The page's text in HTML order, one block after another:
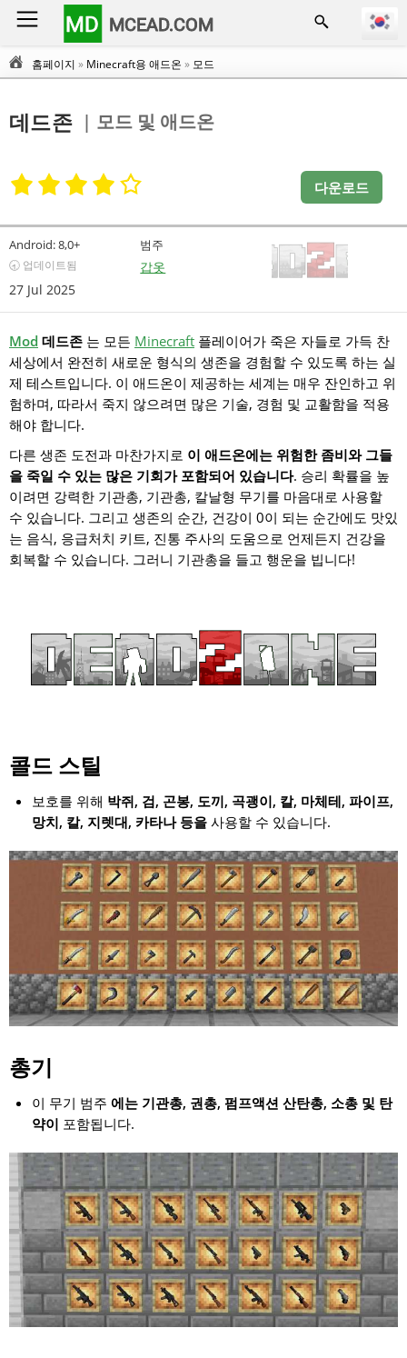
MD MCEAD.COM
홈페이지 » Minecraft용 애드온 » 모드
데드존 | 모드 및 애드온
다운로드
Android:8,0+
🕣 업데이트됨
27 Jul 2025
범주
갑옷
Mod 데드존 는 모든 Minecraft 플레이어가 죽은 자들로 가득 찬
세상에서 완전히 새로운 형식의 생존을 경험할 수 있도록 하는 실
제 테스트입니다. 이 애드온이 제공하는 세계는 매우 잔인하고 위
험하며, 따라서 죽지 않으려면 많은 기술, 경험 및 교활함을 적용
해야 합니다.
다른 생존 도전과 마찬가지로 이 애드온에는 위험한 좀비와 그들
을 죽일 수 있는 많은 기회가 포함되어 있습니다. 승리 확률을 높
이려면 강력한 기관총, 기관총, 칼날형 무기를 마음대로 사용할
수 있습니다. 그리고 생존의 순간, 건강이 0이 되는 순간에도 맛있
는 음식, 응급처치 키트, 진통 주사의 도움으로 언제든지 건강을
회복할 수 있습니다. 그러니 기관총을 들고 행운을 빕니다!
콜드 스틸
보호를 위해 박쥐, 검, 곤봉, 도끼, 곡괭이, 칼, 마체테, 파이프,
망치, 칼, 지렛대, 카타나 등을 사용할 수 있습니다.
총기
이 무기 범주 에는 기관총, 권총, 펌프액션 산탄총, 소총 및 탄
약이 포함됩니다.